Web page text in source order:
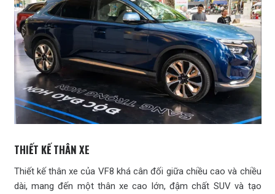
THIẾT KẾ THÂN XE
Thiết kế thân xe của VF8 khá cân đối giữa chiều cao và chiều
dài, mang đến một thân xe cao lớn, đậm chất SUV và tạo